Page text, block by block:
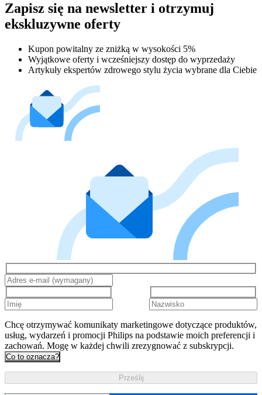
Zapisz się na newsletter i otrzymuj
ekskluzywne oferty
Kupon powitalny ze zniżką w wysokości 5%
Wyjątkowe oferty i wcześniejszy dostęp do wyprzedaży
Artykuły ekspertów zdrowego stylu życia wybrane dla Ciebie
Chcę otrzymywać komunikaty marketingowe dotyczące produktów,
usług, wydarzeń i promocji Philips na podstawie moich preferencji i
zachowań. Mogę w każdej chwili zrezygnować z subskrypcji.
Co to oznacza?
Prześlij